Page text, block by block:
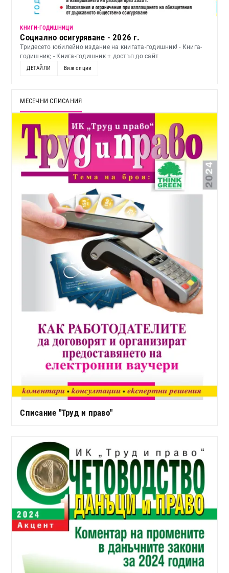
KНИГИ-ГОДИШНИЦИ
Социално осигуряване - 2026 г.
Тридесето юбилейно издание на книгата-годишник! - Книга-
годишник; - Книга-годишник + достъп до сайт
ДЕТАЙЛИ Виж опции
МЕСЕЧНИ СПИСАНИЯ
Списание "Труд и право"